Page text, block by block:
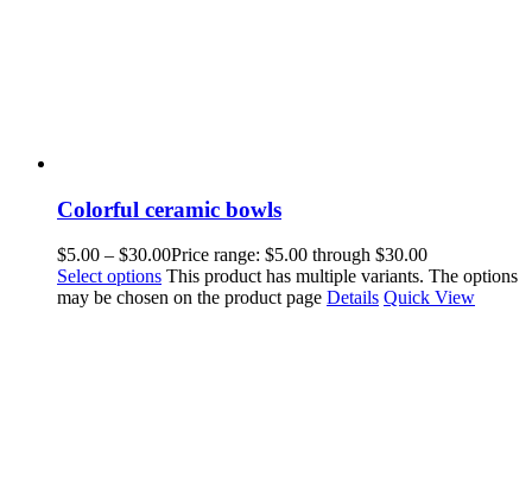
Colorful ceramic bowls
$5.00 – $30.00Price range: $5.00 through $30.00
Select options This product has multiple variants. The options
may be chosen on the product page Details Quick View